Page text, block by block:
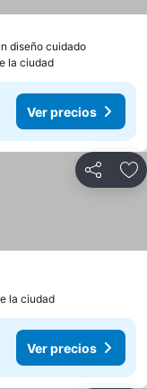
diseño cuidadoVer
la ciudad
Ver precios
Compartir
la ciudad
Ver precios